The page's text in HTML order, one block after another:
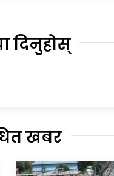
दिनुहोस्
खबर